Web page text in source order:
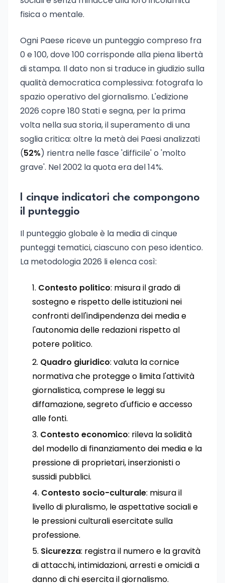
fisica o mentale.
Ogni Paese riceve un punteggio compreso fra
0 e 100, dove 100 corrisponde alla piena libertà
di stampa. Il dato non si traduce in giudizio sulla
qualità democratica complessiva: fotografa lo
spazio operativo del giornalismo. L'edizione
2026 copre 180 Stati e segna, per la prima
volta nella sua storia, il superamento di una
soglia critica: oltre la metà dei Paesi analizzati
(52%) rientra nelle fasce 'difficile' o 'molto
grave'. Nel 2002 la quota era del 14%.
I cinque indicatori che compongono
il punteggio
Il punteggio globale è la media di cinque
punteggi tematici, ciascuno con peso identico.
La metodologia 2026 li elenca così:
Contesto politico: misura il grado di
sostegno e rispetto delle istituzioni nei
confronti dell'indipendenza dei media e
l'autonomia delle redazioni rispetto al
potere politico.
Quadro giuridico: valuta la cornice
normativa che protegge o limita l'attività
giornalistica, comprese le leggi su
diffamazione, segreto d'ufficio e accesso
alle fonti.
Contesto economico: rileva la solidità
del modello di finanziamento dei media e la
pressione di proprietari, inserzionisti o
sussidi pubblici.
Contesto socio-culturale: misura il
livello di pluralismo, le aspettative sociali e
le pressioni culturali esercitate sulla
professione.
Sicurezza: registra il numero e la gravità
di attacchi, intimidazioni, arresti e omicidi a
danno di chi esercita il giornalismo.